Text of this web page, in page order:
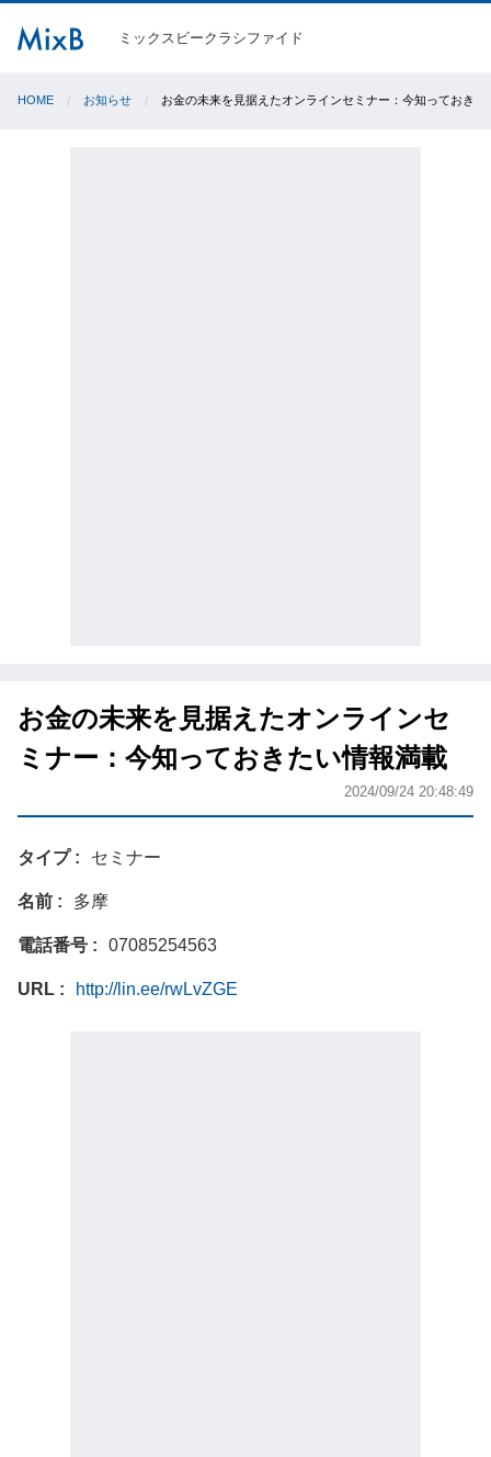
ミックスビークラシファイド
HOME お知らせ お金の未来を見据えたオンラインセミナー：今知っておきた
お金の未来を見据えたオンラインセ
ミナー：今知っておきたい情報満載
2024/09/24 20:48:49
タイプ セミナー
名前 多摩
電話番号 07085254563
URL http://lin.ee/rwLvZGE